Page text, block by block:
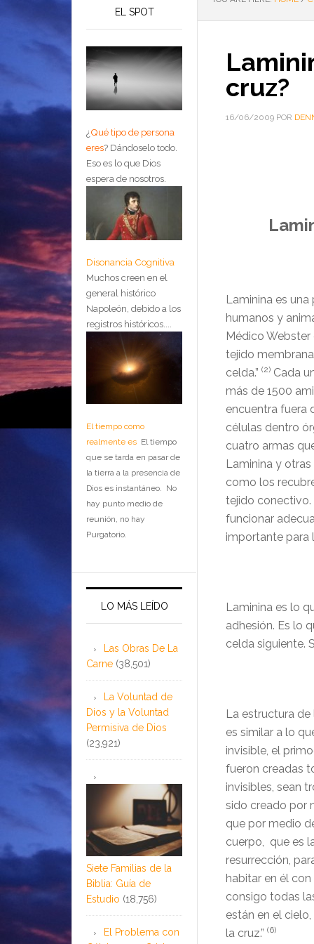
cruz?
16/06/2009 POR
Laminina es
humanos y
Médico
tejido
celda.” (2) Cada
más de 1500
encuentra fuera
células dentro
cuatro armas
Laminina y
como los
tejido conectivo.
funcionar
importante para
Laminina es lo
adhesión. Es lo
celda siguiente.
La estructura
es similar a lo
invisible, el
fueron creadas
invisibles, sean
sido creado por
que por medio
cuerpo, que es
resurrección,
habitar en él
consigo todas
están en el
la cruz.” (6)
EL SPOT
¿Qué tipo de persona
eres? Dándoselo todo.
Eso es lo que Dios
espera de nosotros.
Disonancia Cognitiva
Muchos creen en el
general histórico
Napoleón, debido a los
registros históricos....
El tiempo como
realmente es El tiempo
que se tarda en pasar de
la tierra a la presencia de
Dios es instantáneo. No
hay punto medio de
reunión, no hay
Purgatorio.
LO MÁS LEÍDO
Las Obras De La
Carne (38,501)
La Voluntad de
Dios y la Voluntad
Permisiva de Dios
(23,921)
Siete Familias de la
Biblia: Guía de
Estudio (18,756)
El Problema con